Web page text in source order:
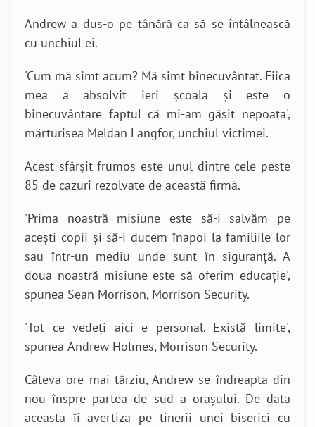
Andrew a dus-o pe tânără ca să se întâlnească
cu unchiul ei.
'Cum mă simt acum? Mă simt binecuvântat. Fiica
mea a absolvit ieri școala și este o
binecuvântare faptul că mi-am găsit nepoata',
mărturisea Meldan Langfor, unchiul victimei.
Acest sfârșit frumos este unul dintre cele peste
85 de cazuri rezolvate de această firmă.
'Prima noastră misiune este să-i salvăm pe
acești copii și să-i ducem înapoi la familiile lor
sau într-un mediu unde sunt în siguranță. A
doua noastră misiune este să oferim educație',
spunea Sean Morrison, Morrison Security.
'Tot ce vedeți aici e personal. Există limite',
spunea Andrew Holmes, Morrison Security.
Câteva ore mai târziu, Andrew se îndreapta din
nou înspre partea de sud a orașului. De data
aceasta îi avertiza pe tinerii unei biserici cu